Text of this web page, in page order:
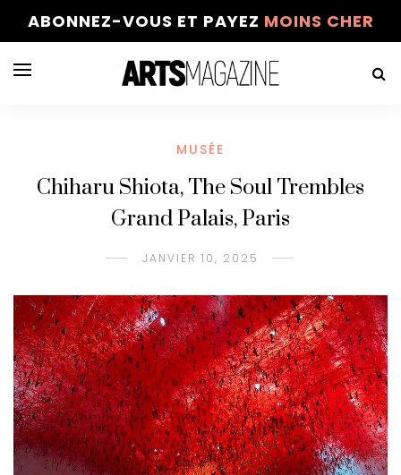
ABONNEZ-VOUS ET PAYEZ MOINS CHER
MUSÉE
Chiharu Shiota, The Soul Trembles
Grand Palais, Paris
JANVIER 10, 2025